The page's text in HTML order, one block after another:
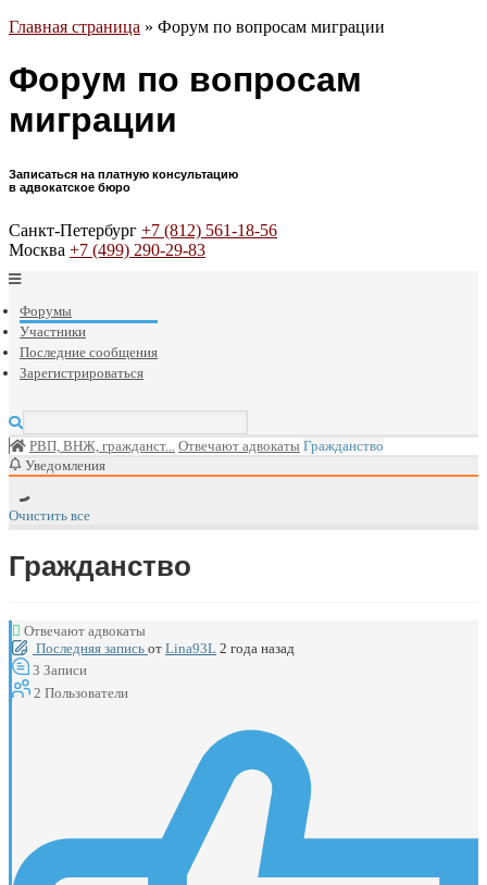
Главная страница » Форум по вопросам миграции
Форум по вопросам
миграции
Записаться на платную консультацию
в адвокатское бюро
Санкт-Петербург +7 (812) 561-18-56
Москва +7 (499) 290-29-83
Форумы
Участники
Последние сообщения
Зарегистрироваться
РВП, ВНЖ, гражданст... Отвечают адвокаты Гражданство
Уведомления
Очистить все
Гражданство
Отвечают адвокаты
Последняя запись от Lina93L 2 года назад
3 Записи
2 Пользователи